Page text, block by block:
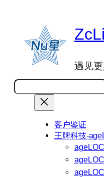
遇见更
搜
索
客户鉴证
王牌科技-